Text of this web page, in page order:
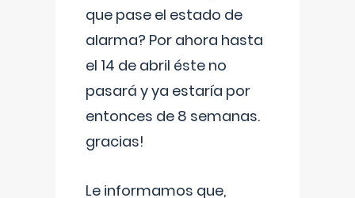
que pase el estado de
alarma? Por ahora hasta
el 14 de abril éste no
pasará y ya estaría por
entonces de 8 semanas.
gracias!
Le informamos que,